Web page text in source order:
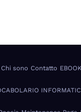
Chi sono Contatto